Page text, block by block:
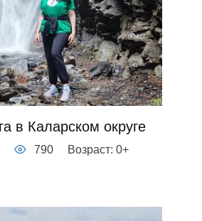
в Каларском округе
790 Возраст: 0+